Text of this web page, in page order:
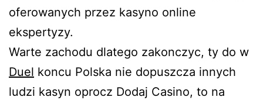
oferowanych przez kasyno online
ekspertyzy.
Warte zachodu dlatego zakonczyc, ty do w
Duel koncu Polska nie dopuszcza innych
ludzi kasyn oprocz Dodaj Casino, to na